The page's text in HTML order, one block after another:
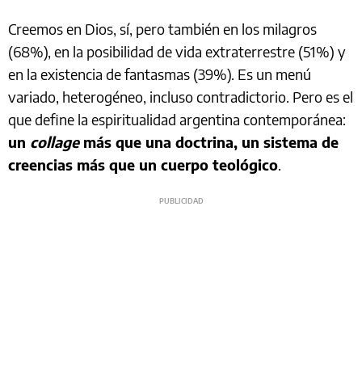
Creemos en Dios, sí, pero también en los milagros
(68%), en la posibilidad de vida extraterrestre (51%) y
en la existencia de fantasmas (39%). Es un menú
variado, heterogéneo, incluso contradictorio. Pero es el
que define la espiritualidad argentina contemporánea:
un collagemás que una doctrina, un sistema de
creencias más que un cuerpo teológico.